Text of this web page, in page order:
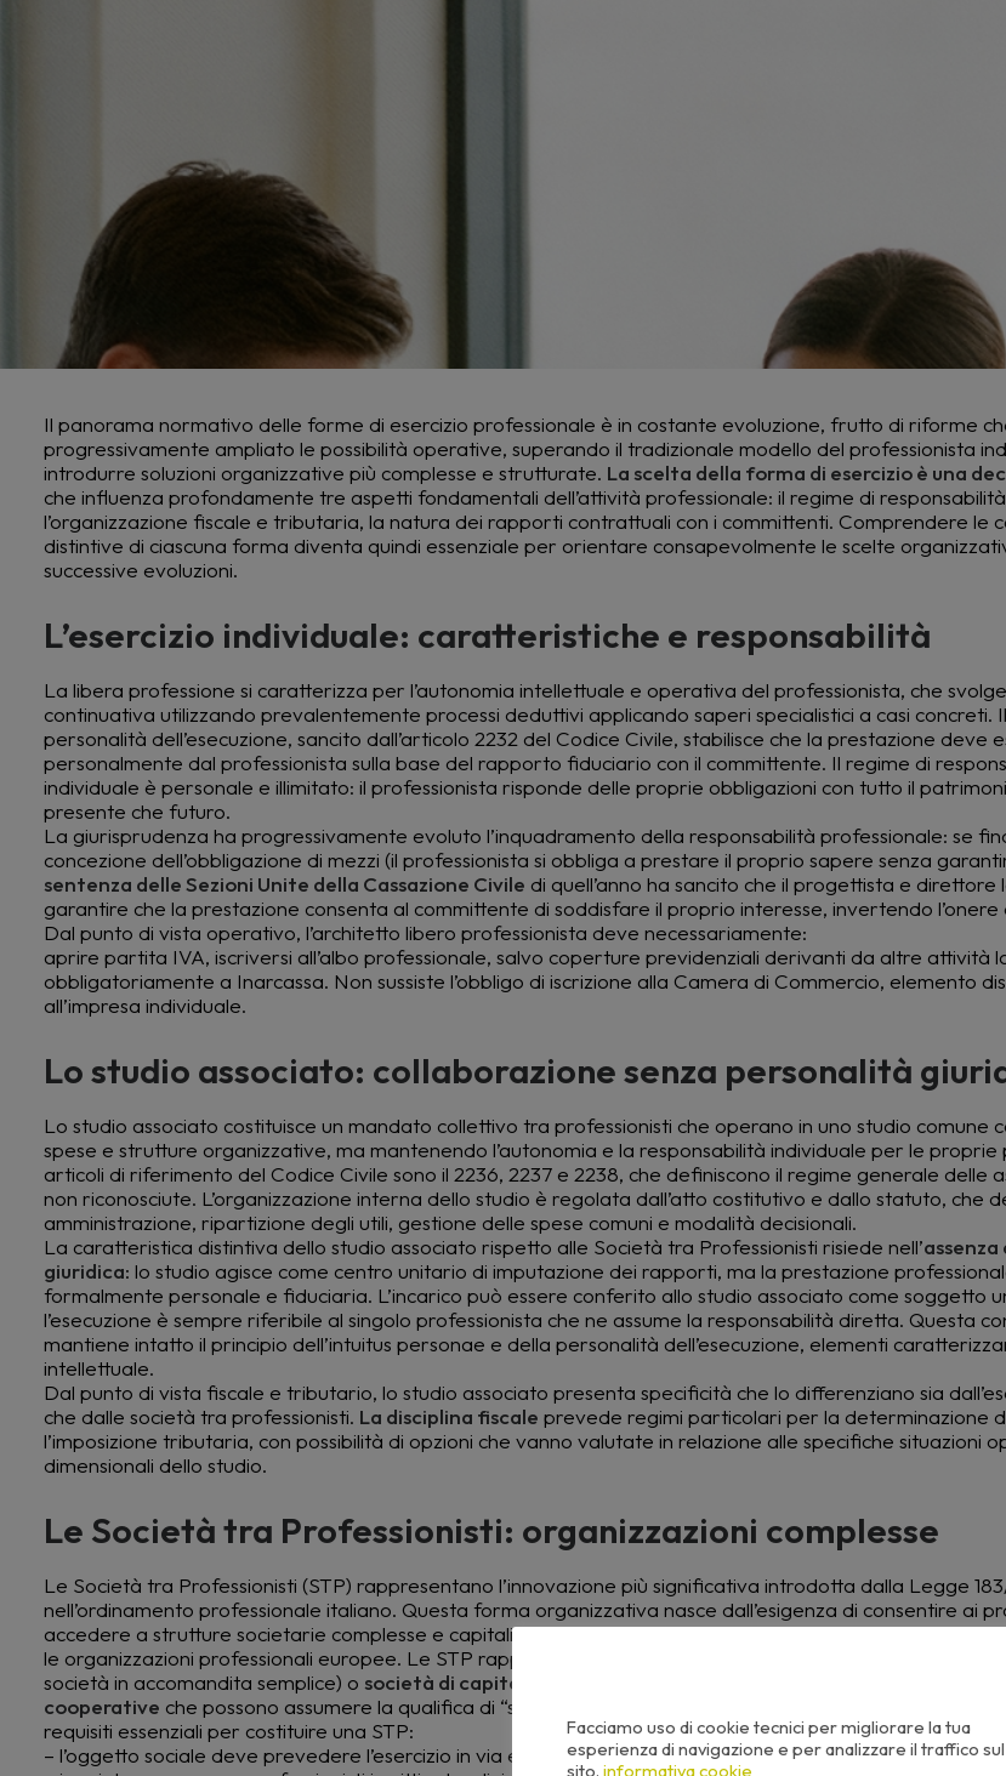
Il panorama normativo delle forme di esercizio professionale è in costante evoluzione, frutto di riforme
progressivamente ampliato le possibilità operative, superando il tradizionale modello del professionista
introdurre soluzioni organizzative più complesse e strutturate. La scelta della forma di esercizio è una
che influenza profondamente tre aspetti fondamentali dell’attività professionale: il regime di
l’organizzazione fiscale e tributaria, la natura dei rapporti contrattuali con i committenti. Comprendere le
distintive di ciascuna forma diventa quindi essenziale per orientare consapevolmente le scelte
successive evoluzioni.
L’esercizio individuale: caratteristiche e responsabilità
La libera professione si caratterizza per l’autonomia intellettuale e operativa del professionista, che
continuativa utilizzando prevalentemente processi deduttivi applicando saperi specialistici a casi concreti.
personalità dell’esecuzione, sancito dall’articolo 2232 del Codice Civile, stabilisce che la prestazione deve
personalmente dal professionista sulla base del rapporto fiduciario con il committente. Il regime di
individuale è personale e illimitato: il professionista risponde delle proprie obbligazioni con tutto il
presente che futuro.
La giurisprudenza ha progressivamente evoluto l’inquadramento della responsabilità professionale: se
concezione dell’obbligazione di mezzi (il professionista si obbliga a prestare il proprio sapere senza
sentenza delle Sezioni Unite della Cassazione Civile di quell’anno ha sancito che il progettista e
garantire che la prestazione consenta al committente di soddisfare il proprio interesse, invertendo l’onere
Dal punto di vista operativo, l’architetto libero professionista deve necessariamente:
aprire partita IVA, iscriversi all’albo professionale, salvo coperture previdenziali derivanti da altre attività
obbligatoriamente a Inarcassa. Non sussiste l’obbligo di iscrizione alla Camera di Commercio, elemento
all’impresa individuale.
Lo studio associato: collaborazione senza personalità
Lo studio associato costituisce un mandato collettivo tra professionisti che operano in uno studio comune
spese e strutture organizzative, ma mantenendo l’autonomia e la responsabilità individuale per le proprie
articoli di riferimento del Codice Civile sono il 2236, 2237 e 2238, che definiscono il regime generale delle
non riconosciute. L’organizzazione interna dello studio è regolata dall’atto costitutivo e dallo statuto, che
amministrazione, ripartizione degli utili, gestione delle spese comuni e modalità decisionali.
La caratteristica distintiva dello studio associato rispetto alle Società tra Professionisti risiede nell’
giuridica: lo studio agisce come centro unitario di imputazione dei rapporti, ma la prestazione
formalmente personale e fiduciaria. L’incarico può essere conferito allo studio associato come soggetto
l’esecuzione è sempre riferibile al singolo professionista che ne assume la responsabilità diretta. Questa
mantiene intatto il principio dell’intuitus personae e della personalità dell’esecuzione, elementi
intellettuale.
Dal punto di vista fiscale e tributario, lo studio associato presenta specificità che lo differenziano sia
che dalle società tra professionisti. La disciplina fiscale prevede regimi particolari per la determinazione
l’imposizione tributaria, con possibilità di opzioni che vanno valutate in relazione alle specifiche situazioni
dimensionali dello studio.
Le Società tra Professionisti: organizzazioni complesse
Le Società tra Professionisti (STP) rappresentano l’innovazione più significativa introdotta dalla Legge
nell’ordinamento professionale italiano. Questa forma organizzativa nasce dall’esigenza di consentire ai
accedere a strutture societarie complesse e capitalizzate, superando le limitazioni della Legge 1815/1939
le organizzazioni professionali europee. Le STP rappresentano
(società semplici,
società in accomandita semplice) o società di capitali
cooperative che possono assumere la qualifica di “società tra professionisti” rispettando specifici requisiti
requisiti essenziali per costituire una STP:
– l’oggetto sociale deve prevedere l’esercizio in via esclusiva dell’attività professionale
Facciamo uso di cookie tecnici per migliorare la tua
esperienza di navigazione e per analizzare il traffico
sito. informativa cookie